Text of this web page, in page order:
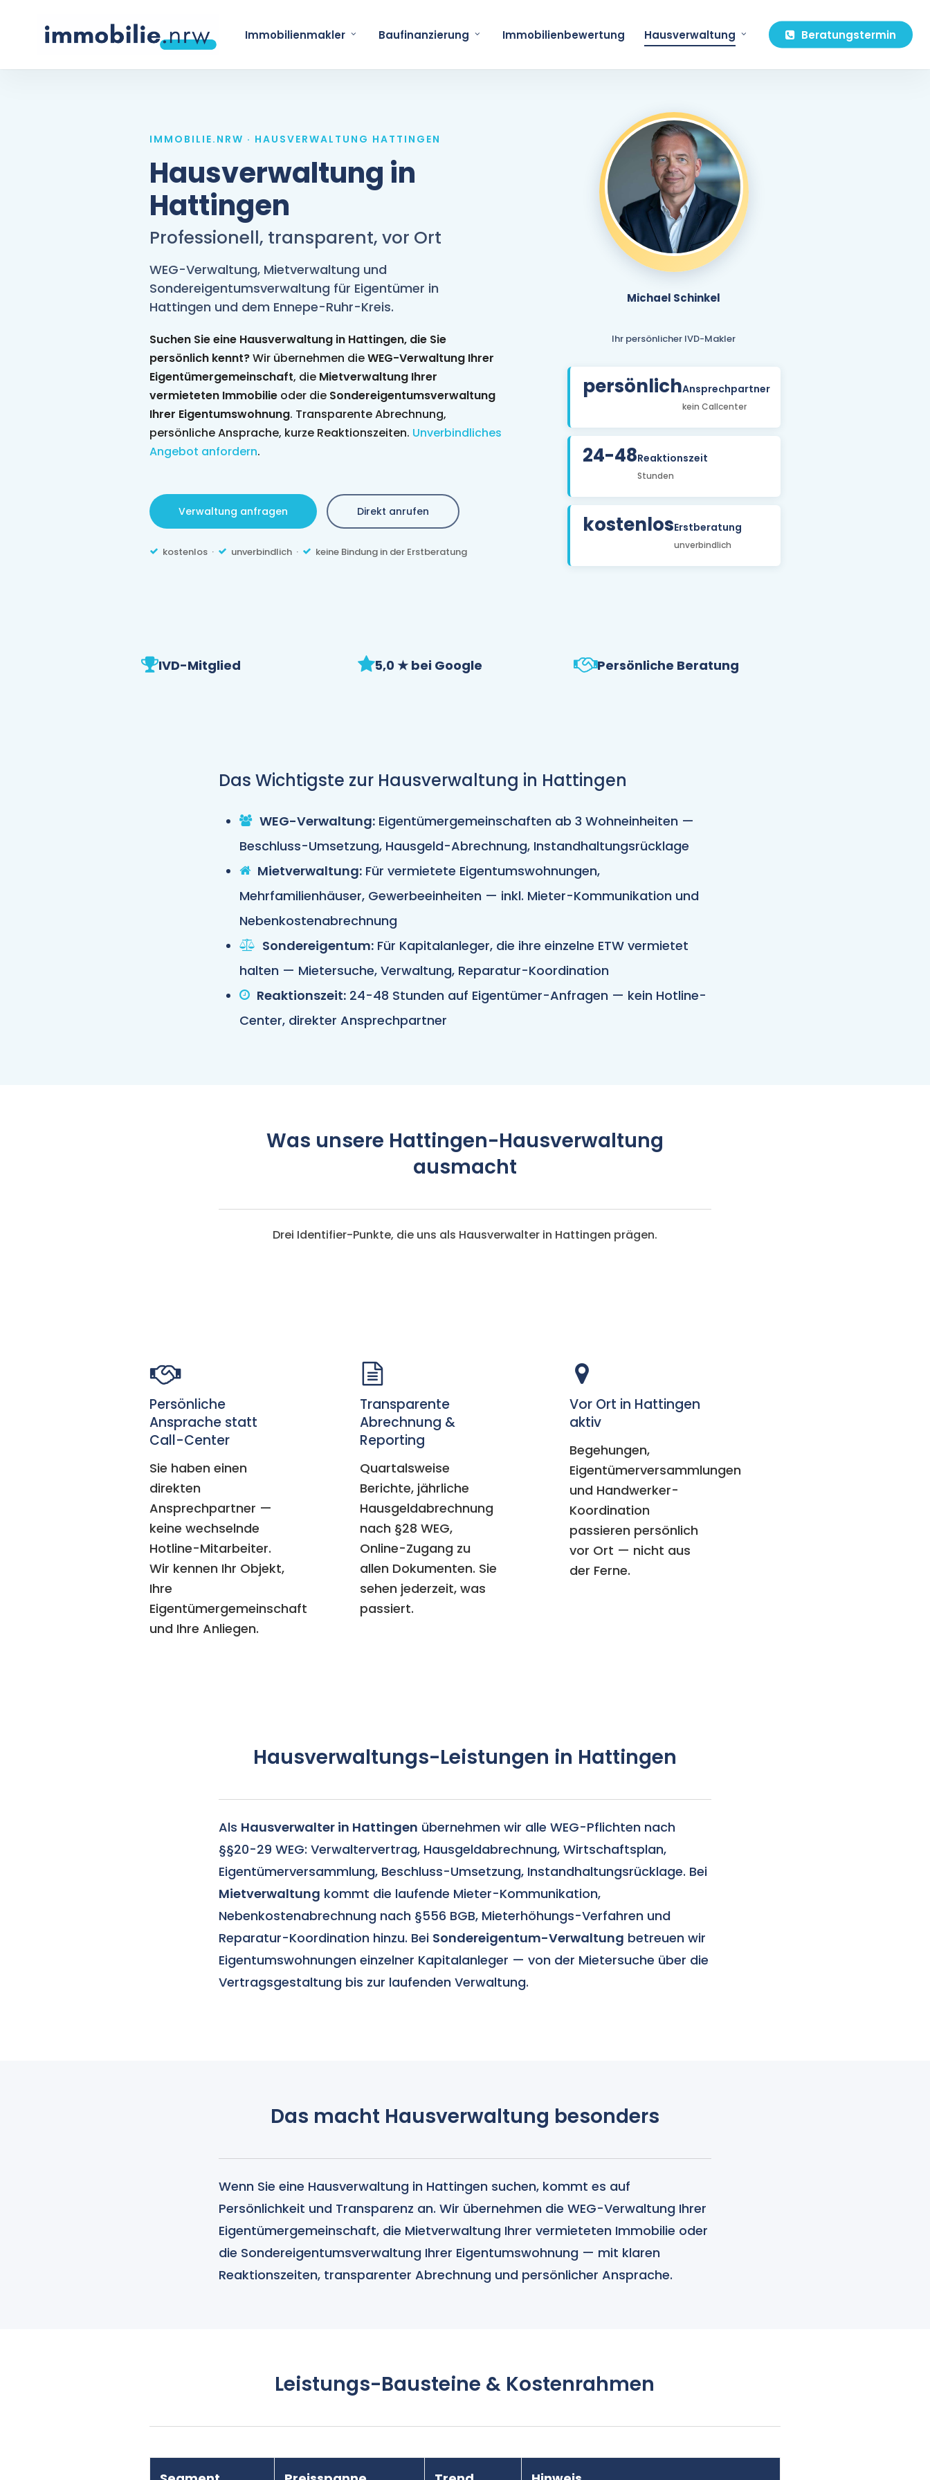
Immobilienmakler Baufinanzierung Immobilienbewertung Hausverwaltung Beratungstermin
IMMOBILIE.NRW · HAUSVERWALTUNG HATTINGEN
Hausverwaltung in
Hattingen
Professionell, transparent, vor Ort
WEG-Verwaltung, Mietverwaltung und
Sondereigentumsverwaltung für Eigentümer in
Hattingen und dem Ennepe-Ruhr-Kreis.
Suchen Sie eine Hausverwaltung in Hattingen, die Sie
persönlich kennt?Wir übernehmen dieWEG-Verwaltung Ihrer
Eigentümergemeinschaft, die Mietverwaltung Ihrer
vermieteten Immobilieoder die Sondereigentumsverwaltung
Ihrer Eigentumswohnung. Transparente Abrechnung,
persönliche Ansprache, kurze Reaktionszeiten. Unverbindliches
Angebot anfordern.
Verwaltung anfragen Direkt anrufen
kostenlos · unverbindlich · keine Bindung in der Erstberatung
Michael Schinkel
Ihr persönlicher IVD-Makler
persönlichAnsprechpartner
kein Callcenter
24-48Reaktionszeit
Stunden
kostenlosErstberatung
unverbindlich
IVD-Mitglied 5,0 ★ bei Google Persönliche Beratung
Das Wichtigste zur Hausverwaltung in Hattingen
WEG-Verwaltung: Eigentümergemeinschaften ab 3 Wohneinheiten —
Beschluss-Umsetzung, Hausgeld-Abrechnung, Instandhaltungsrücklage
Mietverwaltung: Für vermietete Eigentumswohnungen,
Mehrfamilienhäuser, Gewerbeeinheiten — inkl. Mieter-Kommunikation und
Nebenkostenabrechnung
Sondereigentum: Für Kapitalanleger, die ihre einzelne ETW vermietet
halten — Mietersuche, Verwaltung, Reparatur-Koordination
Reaktionszeit: 24-48 Stunden auf Eigentümer-Anfragen — kein Hotline-
Center, direkter Ansprechpartner
Was unsere Hattingen-Hausverwaltung
ausmacht
Drei Identifier-Punkte, die uns als Hausverwalter in Hattingen prägen.
Persönliche
Ansprache statt
Call-Center
Sie haben einen
direkten
Ansprechpartner —
keine wechselnde
Hotline-Mitarbeiter.
Wir kennen Ihr Objekt,
Ihre
Eigentümergemeinschaft
und Ihre Anliegen.
Transparente
Abrechnung &
Reporting
Quartalsweise
Berichte, jährliche
Hausgeldabrechnung
nach §28 WEG,
Online-Zugang zu
allen Dokumenten. Sie
sehen jederzeit, was
passiert.
Vor Ort in Hattingen
aktiv
Begehungen,
Eigentümerversammlungen
und Handwerker-
Koordination
passieren persönlich
vor Ort — nicht aus
der Ferne.
Hausverwaltungs-Leistungen in Hattingen
Als Hausverwalter in Hattingen übernehmen wir alle WEG-Pflichten nach
§§20-29 WEG: Verwaltervertrag, Hausgeldabrechnung, Wirtschaftsplan,
Eigentümerversammlung, Beschluss-Umsetzung, Instandhaltungsrücklage. Bei
Mietverwaltung kommt die laufende Mieter-Kommunikation,
Nebenkostenabrechnung nach §556 BGB, Mieterhöhungs-Verfahren und
Reparatur-Koordination hinzu. Bei Sondereigentum-Verwaltung betreuen wir
Eigentumswohnungen einzelner Kapitalanleger — von der Mietersuche über die
Vertragsgestaltung bis zur laufenden Verwaltung.
Das macht Hausverwaltung besonders
Wenn Sie eine Hausverwaltung in Hattingen suchen, kommt es auf
Persönlichkeit und Transparenz an. Wir übernehmen die WEG-Verwaltung Ihrer
Eigentümergemeinschaft, die Mietverwaltung Ihrer vermieteten Immobilie oder
die Sondereigentumsverwaltung Ihrer Eigentumswohnung — mit klaren
Reaktionszeiten, transparenter Abrechnung und persönlicher Ansprache.
Leistungs-Bausteine & Kostenrahmen